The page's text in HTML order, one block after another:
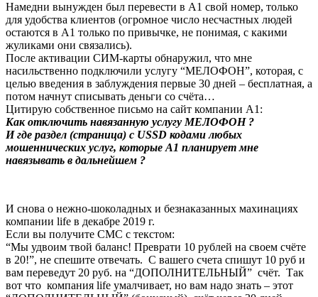
Намедни вынужден был перевести в А1 свой номер, только
для удобства клиентов (огромное число несчастных людей
остаются в А1 только по привычке, не понимая, с какими
жуликами они связались).
После активации СИМ-карты обнаружил, что мне
насильственно подключили услугу “МЕЛОФОН”, которая, с
целью введения в заблуждения первые 30 дней – бесплатная, а
потом начнут списывать деньги со счёта…
Цитирую собственное письмо на сайт компании А1:
Как отключить навязанную услугу МЕЛОФОН ?
И где раздел (страница) с USSD кодами любых
мошеннических услуг, которые А1 планирует мне
навязывать в дальнейшем ?
И снова о нежно-шоколадных и безнаказанных махинациях
компании life в декабре 2019 г.
Если вы получите СМС с текстом:
“Мы удвоим твой баланс! Преврати 10 рублей на своем счёте
в 20!”, не спешите отвечать. С вашего счета спишут 10 руб и
вам переведут 20 руб. на “ДОПОЛНИТЕЛЬНЫЙ” счёт. Так
вот что компания life умалчивает, но вам надо знать – этот